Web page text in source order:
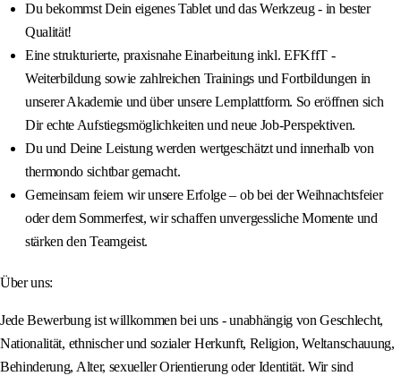
Du bekommst Dein eigenes Tablet und das Werkzeug - in bester
Qualität!
Eine strukturierte, praxisnahe Einarbeitung inkl. EFKffT -
Weiterbildung sowie zahlreichen Trainings und Fortbildungen in
unserer Akademie und über unsere Lernplattform. So eröffnen sich
Dir echte Aufstiegsmöglichkeiten und neue Job-Perspektiven.
Du und Deine Leistung werden wertgeschätzt und innerhalb von
thermondo sichtbar gemacht.
Gemeinsam feiern wir unsere Erfolge – ob bei der Weihnachtsfeier
oder dem Sommerfest, wir schaffen unvergessliche Momente und
stärken den Teamgeist.
Über uns:
Jede Bewerbung ist willkommen bei uns - unabhängig von Geschlecht,
Nationalität, ethnischer und sozialer Herkunft, Religion, Weltanschauung,
Behinderung, Alter, sexueller Orientierung oder Identität. Wir sind